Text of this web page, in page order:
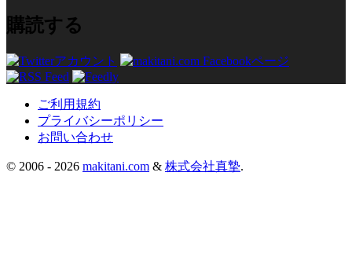
購読する
ご利用規約
プライバシーポリシー
お問い合わせ
© 2006 - 2026 makitani.com & 株式会社真摯.